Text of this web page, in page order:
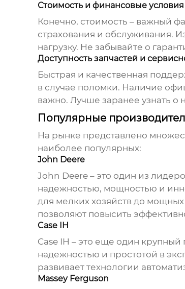
Стоимость и финансовые условия
Конечно, стоимость – важный
страхования и обслуживания.
нагрузку. Не забывайте о
Доступность запчастей и
Быстрая и качественная
в случае поломки. Наличие
важно. Лучше заранее узнать о
Популярные
На рынке представлено
наиболее популярных:
John Deere
John Deere – это один из
надежностью, мощностью и
для мелких хозяйств до
позволяют повысить
Case IH
Case IH – это еще один
надежностью и простотой в
развивает технологии
Massey Ferguson